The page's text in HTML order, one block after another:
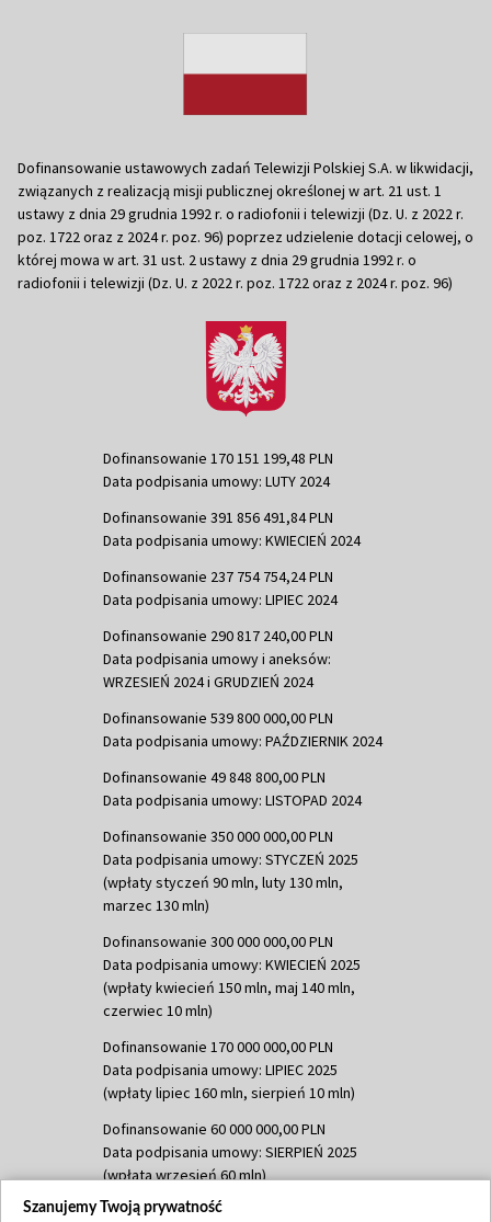
Dofinansowanie ustawowych zadań Telewizji Polskiej S.A. w likwidacji,
związanych z realizacją misji publicznej określonej w art. 21 ust. 1
ustawy z dnia 29 grudnia 1992 r. o radiofonii i telewizji (Dz. U. z 2022 r.
poz. 1722 oraz z 2024 r. poz. 96) poprzez udzielenie dotacji celowej, o
której mowa w art. 31 ust. 2 ustawy z dnia 29 grudnia 1992 r. o
radiofonii i telewizji (Dz. U. z 2022 r. poz. 1722 oraz z 2024 r. poz. 96)
Dofinansowanie 170 151 199,48 PLN
Data podpisania umowy: LUTY 2024
Dofinansowanie 391 856 491,84 PLN
Data podpisania umowy: KWIECIEŃ 2024
Dofinansowanie 237 754 754,24 PLN
Data podpisania umowy: LIPIEC 2024
Dofinansowanie 290 817 240,00 PLN
Data podpisania umowy i aneksów:
WRZESIEŃ 2024 i GRUDZIEŃ 2024
Dofinansowanie 539 800 000,00 PLN
Data podpisania umowy: PAŹDZIERNIK 2024
Dofinansowanie 49 848 800,00 PLN
Data podpisania umowy: LISTOPAD 2024
Dofinansowanie 350 000 000,00 PLN
Data podpisania umowy: STYCZEŃ 2025
(wpłaty styczeń 90 mln, luty 130 mln,
marzec 130 mln)
Dofinansowanie 300 000 000,00 PLN
Data podpisania umowy: KWIECIEŃ 2025
(wpłaty kwiecień 150 mln, maj 140 mln,
czerwiec 10 mln)
Dofinansowanie 170 000 000,00 PLN
Data podpisania umowy: LIPIEC 2025
(wpłaty lipiec 160 mln, sierpień 10 mln)
Dofinansowanie 60 000 000,00 PLN
Data podpisania umowy: SIERPIEŃ 2025
(wpłata wrzesień 60 mln)
Dofinansowanie 635 783 051,21 PLN
Szanujemy Twoją prywatność